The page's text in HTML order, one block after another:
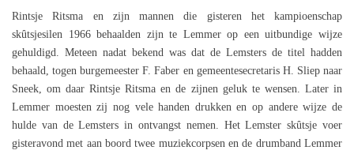
Rintsje Ritsma en zijn mannen die gisteren het kampioenschap
skûtsjesilen 1966 behaalden zijn te Lemmer op een uitbundige wijze
gehuldigd. Meteen nadat bekend was dat de Lemsters de titel hadden
behaald, togen burgemeester F. Faber en gemeentesecretaris H. Sliep naar
Sneek, om daar Rintsje Ritsma en de zijnen geluk te wensen. Later in
Lemmer moesten zij nog vele handen drukken en op andere wijze de
hulde van de Lemsters in ontvangst nemen. Het Lemster skûtsje voer
gisteravond met aan boord twee muziekcorpsen en de drumband Lemmer